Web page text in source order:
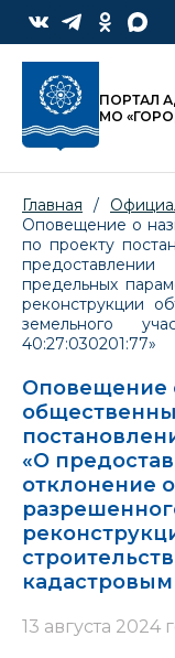
ПОРТАЛ
МО
Главная /
Оповещение о
по проекту
предельных
реконструкции
земельного
40:27:030201:77»
Оповещение
«О
отклонение
13 августа 2024